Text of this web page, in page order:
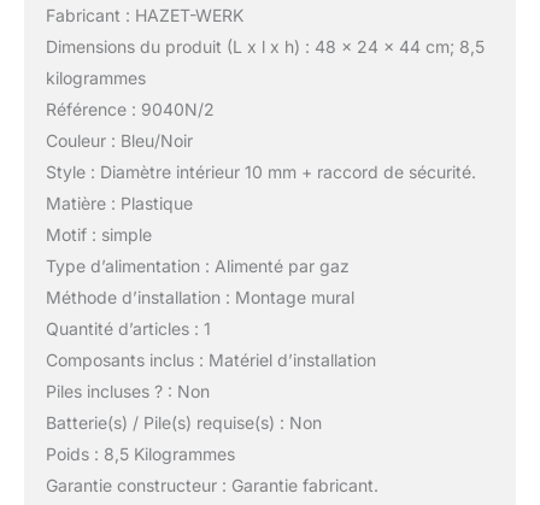
Fabricant : HAZET-WERK
Dimensions du produit (L x l x h) : 48 x 24 x 44 cm; 8,5
kilogrammes
Référence : 9040N/2
Couleur : Bleu/Noir
Style : Diamètre intérieur 10 mm + raccord de sécurité.
Matière : Plastique
Motif : simple
Type d’alimentation : Alimenté par gaz
Méthode d’installation : Montage mural
Quantité d’articles : 1
Composants inclus : Matériel d’installation
Piles incluses ? : Non
Batterie(s) / Pile(s) requise(s) : Non
Poids : 8,5 Kilogrammes
Garantie constructeur : Garantie fabricant.